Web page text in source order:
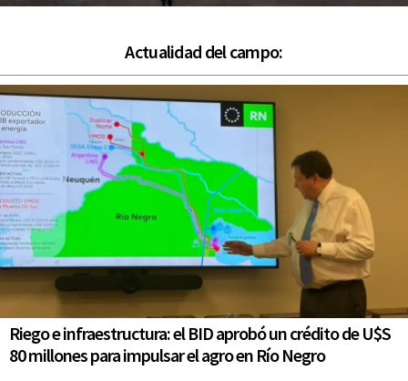
Actualidad del campo:
Riego e infraestructura: el BID aprobó un crédito de U$S
80 millones para impulsar el agro en Río Negro